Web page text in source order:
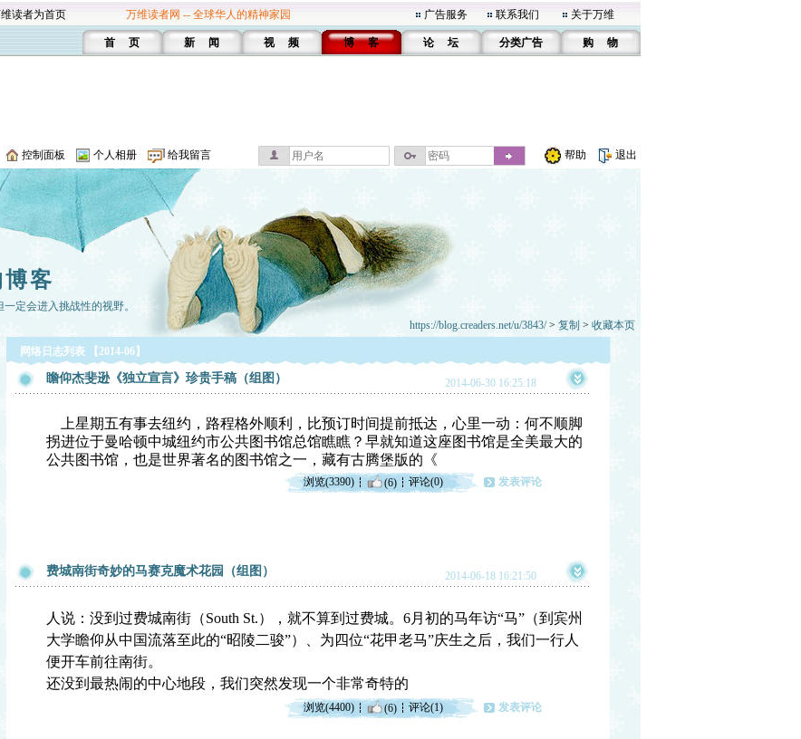
读者为首页 万维读者网 -- 全球华人的精神家园 广告服务 联系我们 关于万维
首 页 新 闻 视 频 博 客 论 坛 分类广告 购 物
控制面板 个人相册 给我留言 帮助 退出
客
定会进入挑战性的视野。
https://blog.creaders.net/u/3843/> 复制 > 收藏本页
网络日志列表 【2014-06】
瞻仰杰斐逊《独立宣言》珍贵手稿（组图） 2014-06-30 16:25:18
上星期五有事去纽约，路程格外顺利，比预订时间提前抵达，心里一动：何不顺脚
拐进位于曼哈顿中城纽约市公共图书馆总馆瞧瞧？早就知道这座图书馆是全美最大的
公共图书馆，也是世界著名的图书馆之一，藏有古腾堡版的《
浏览(3390) (6) 评论(0) 发表评论
费城南街奇妙的马赛克魔术花园（组图） 2014-06-18 16:21:50
人说：没到过费城南街（South St.），就不算到过费城。6月初的马年访“马”（到宾州
大学瞻仰从中国流落至此的“昭陵二骏”）、为四位“花甲老马”庆生之后，我们一行人
便开车前往南街。
还没到最热闹的中心地段，我们突然发现一个非常奇特的
浏览(4400) (6) 评论(1) 发表评论